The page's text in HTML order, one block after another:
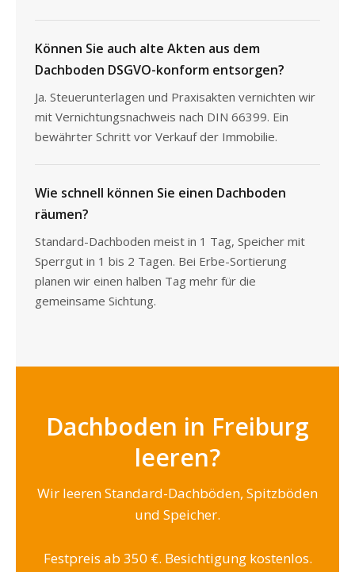
Können Sie auch alte Akten aus dem
Dachboden DSGVO-konform entsorgen?
Ja. Steuerunterlagen und Praxisakten vernichten wir
mit Vernichtungsnachweis nach DIN 66399. Ein
bewährter Schritt vor Verkauf der Immobilie.
Wie schnell können Sie einen Dachboden
räumen?
Standard-Dachboden meist in 1 Tag, Speicher mit
Sperrgut in 1 bis 2 Tagen. Bei Erbe-Sortierung
planen wir einen halben Tag mehr für die
gemeinsame Sichtung.
Dachboden in Freiburg
leeren?
Wir leeren Standard-Dachböden, Spitzböden
und Speicher.
Festpreis ab 350 €. Besichtigung kostenlos.